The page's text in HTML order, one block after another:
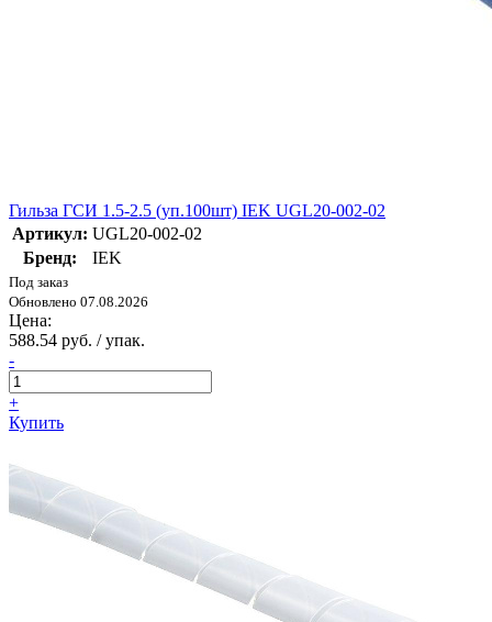
Гильза ГСИ 1.5-2.5 (уп.100шт) IEK UGL20-002-02
Артикул: UGL20-002-02
Бренд:
IEK
Под заказ
Обновлено 07.08.2026
Цена:
588.54 руб. / упак.
-
+
Купить